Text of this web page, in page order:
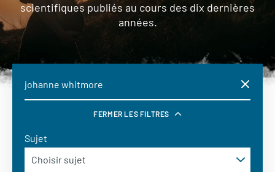
scientifiques publiés au cours des dix dernières
années.
FERMER LES FILTRES
Sujet